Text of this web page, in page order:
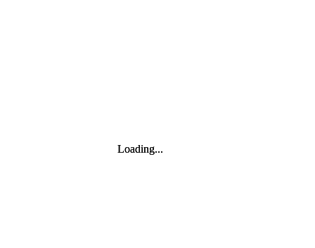
Loading...
Loading...